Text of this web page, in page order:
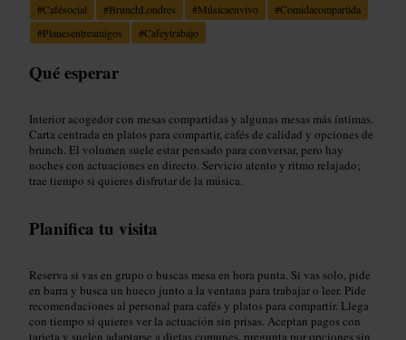
#Cafésocial #BrunchLondres #Músicaenvivo #Comidacompartida
#Planesentreamigos #Cafeytrabajo
Qué esperar
Interior acogedor con mesas compartidas y algunas mesas más íntimas.
Carta centrada en platos para compartir, cafés de calidad y opciones de
brunch. El volumen suele estar pensado para conversar, pero hay
noches con actuaciones en directo. Servicio atento y ritmo relajado;
trae tiempo si quieres disfrutar de la música.
Planifica tu visita
Reserva si vas en grupo o buscas mesa en hora punta. Si vas solo, pide
en barra y busca un hueco junto a la ventana para trabajar o leer. Pide
recomendaciones al personal para cafés y platos para compartir. Llega
con tiempo si quieres ver la actuación sin prisas. Aceptan pagos con
tarjeta y suelen adaptarse a dietas comunes, pregunta por opciones sin